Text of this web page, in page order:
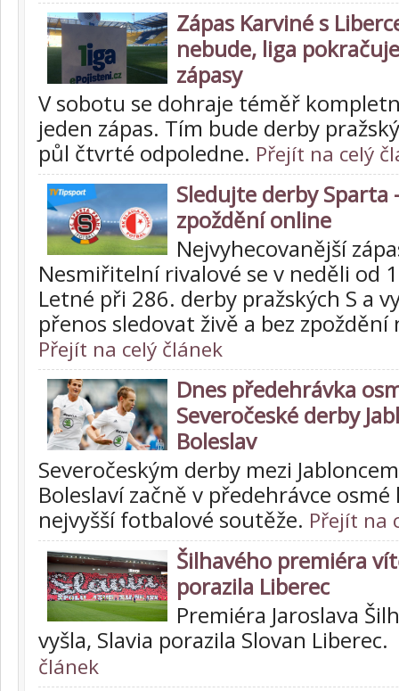
Zápas Karviné s
nebude, liga
zápasy
V sobotu se dohraje téměř
jeden zápas. Tím bude derby
půl čtvrté odpoledne. Přejít na celý
Sledujte derby Sparta
zpoždění online
Nejvyhecovanější
Nesmiřitelní rivalové se v neděli od
Letné při 286. derby pražských S a
přenos sledovat živě a bez
Přejít na celý článek
Dnes předehrávka
Severočeské derby
Boleslav
Severočeským derby mezi
Boleslaví začně v předehrávce osmé
nejvyšší fotbalové soutěže. Přejít na
Šilhavého premiéra
porazila Liberec
Premiéra Jaroslava
vyšla, Slavia porazila Slovan Liberec.
článek